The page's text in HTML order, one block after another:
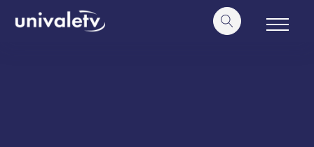
conteúdo